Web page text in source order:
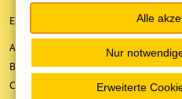
EIN UNTERNEHMEN DER ZFP-GRUPPE
ANFAHRT/KONTAKT
BARRIEREFREIHEIT
COOKIE-EINSTELLUNGEN
Alle
Nur
Erweiterte